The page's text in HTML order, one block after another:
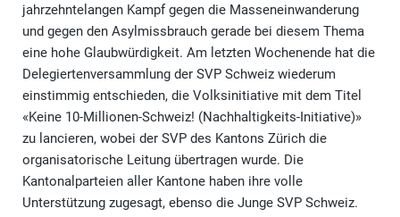
jahrzehntelangen Kampf gegen die Masseneinwanderung
und gegen den Asylmissbrauch gerade bei diesem Thema
eine hohe Glaubwürdigkeit. Am letzten Wochenende hat die
Delegiertenversammlung der SVP Schweiz wiederum
einstimmig entschieden, die Volksinitiative mit dem Titel
«Keine 10-Millionen-Schweiz! (Nachhaltigkeits-Initiative)»
zu lancieren, wobei der SVP des Kantons Zürich die
organisatorische Leitung übertragen wurde. Die
Kantonalparteien aller Kantone haben ihre volle
Unterstützung zugesagt, ebenso die Junge SVP Schweiz.